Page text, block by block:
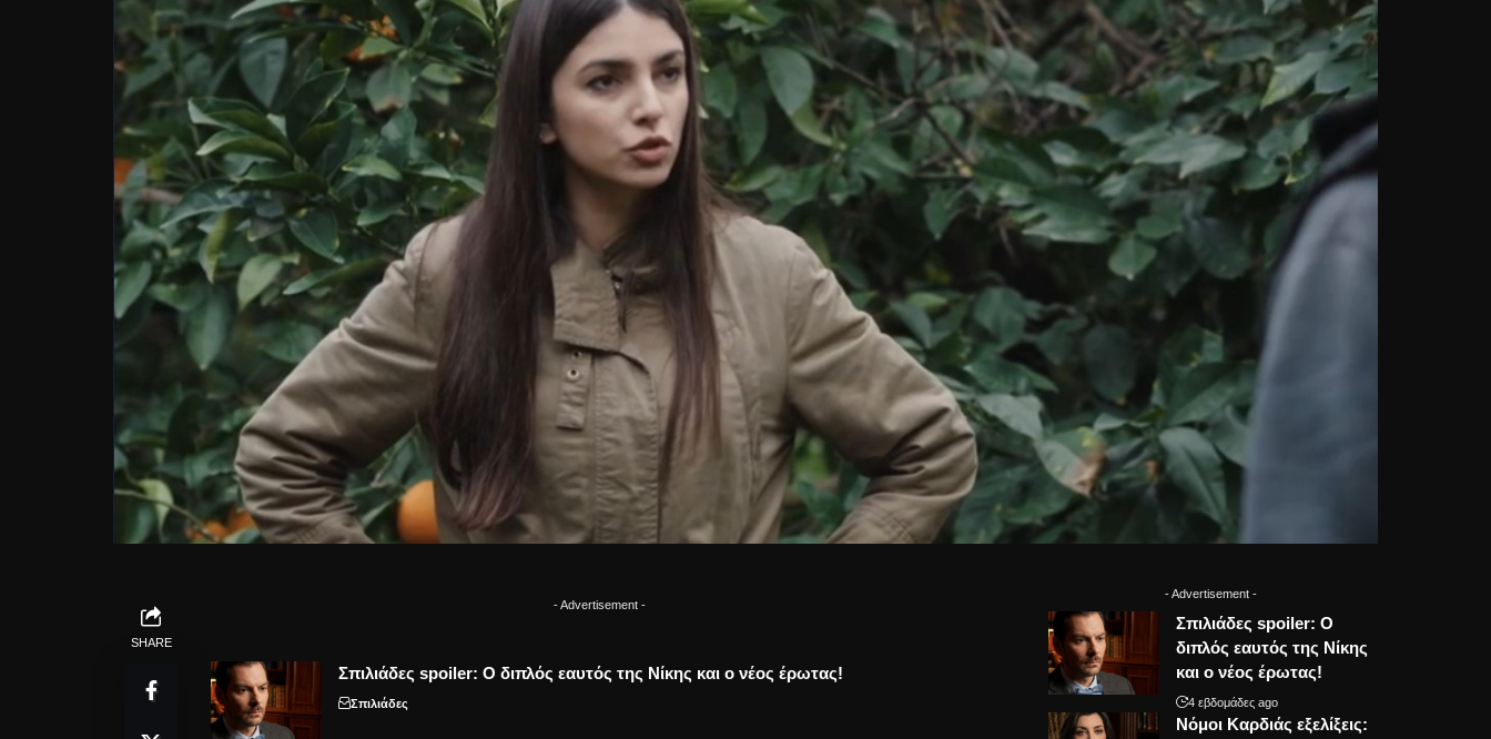
SHARE
- Advertisement -
Σπιλιάδες spoiler: Ο διπλός εαυτός της Νίκης και ο νέος έρωτας!
Σπιλιάδες
- Advertisement -
Σπιλιάδες spoiler: Ο
διπλός εαυτός της Νίκης
και ο νέος έρωτας!
4 εβδομάδες ago
Νόμοι Καρδιάς εξελίξεις: